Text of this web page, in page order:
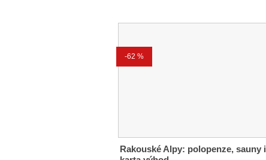
-62 %
Rakouské Alpy: polopenze, sauny i